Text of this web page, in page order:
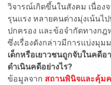
วิจารณ์เกิดขึ้นในสังคม เนื่อง
รุนแรง หลายคนต่างมุ่งเน้นไ
ปกครอง และข้อจำกัดทางกฎ
ซึ่งเรื่องดังกล่าวมีการแบ่งมุ
เด็กหรือเยาวชนถูกจับในคดี
ดำเนินคดีอย่างไร?
ข้อมูลจาก สถานพินิจและคุ้มค